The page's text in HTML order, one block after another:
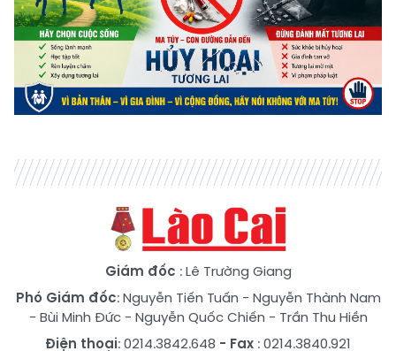
Giám đốc : Lê Trường Giang
Phó Giám đốc:Nguyễn Tiến Tuấn - Nguyễn Thành Nam
- Bùi Minh Đức- Nguyễn Quốc Chiến - Trần Thu Hiền
Điện thoại: 0214.3842.648 - Fax : 0214.3840.921